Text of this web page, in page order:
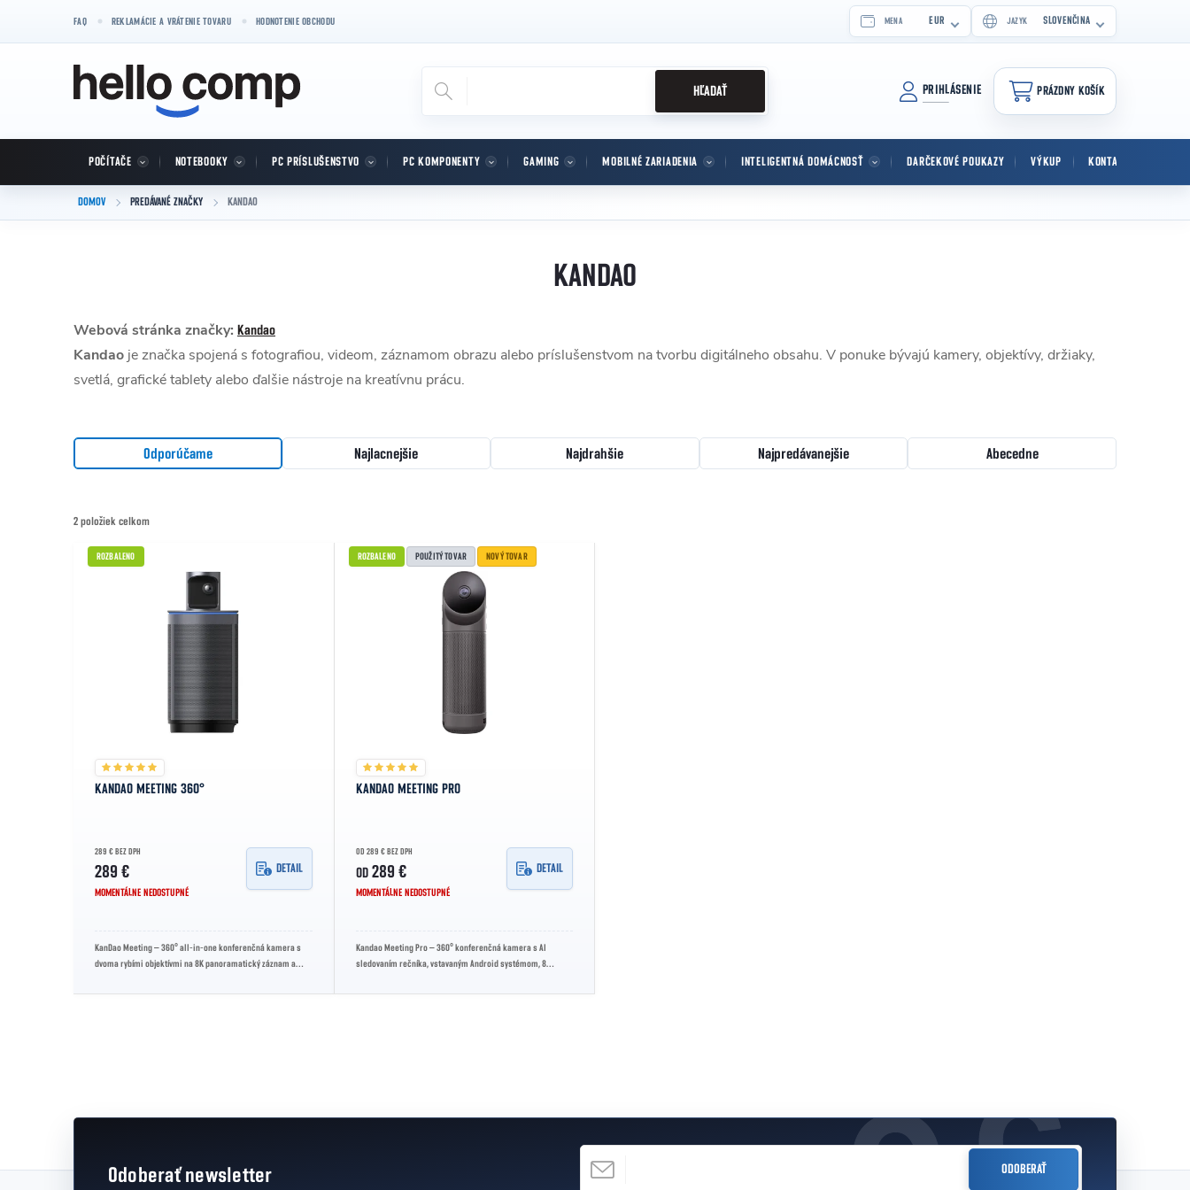
FAQ REKLAMÁCIE A VRÁTENIE TOVARU HODNOTENIE OBCHODU MENA EUR JAZYK SLOVENČINA
HĽADAŤ PRIHLÁSENIE
NÁKUPNÝ KOŠÍK
PRÁZDNY KOŠÍK
POČÍTAČE NOTEBOOKY PC PRÍSLUŠENSTVO PC KOMPONENTY GAMING MOBILNÉ ZARIADENIA INTELIGENTNÁ DOMÁCNOSŤ DARČEKOVÉ POUKAZY VÝKUP KONTAKT
DOMOV PREDÁVANÉ ZNAČKY KANDAO
KANDAO
Webová stránka značky: Kandao
Kandao je značka spojená s fotografiou, videom, záznamom obrazu alebo príslušenstvom na tvorbu digitálneho obsahu. V ponuke bývajú kamery, objektívy, držiaky,
svetlá, grafické tablety alebo ďalšie nástroje na kreatívnu prácu.
Radenie produktov
Odporúčame Najlacnejšie Najdrahšie Najpredávanejšie Abecedne
2 položiek celkom
Výpis produktov
ROZBALENO
KANDAO MEETING 360°
289 € BEZ DPH
289 €
MOMENTÁLNE NEDOSTUPNÉ
DETAIL
KanDao Meeting – 360° all‑in‑one konferenčná kamera s
dvoma rybími objektívmi na 8K panoramatický záznam a
ROZBALENO POUŽITÝ TOVAR NOVÝ TOVAR
KANDAO MEETING PRO
OD 289 € BEZ DPH
OD289 €
MOMENTÁLNE NEDOSTUPNÉ
DETAIL
Kandao Meeting Pro – 360° konferenčná kamera s AI
sledovaním rečníka, vstavaným Android systémom, 8
Odoberať newsletter EMAIL ODOBERAŤ